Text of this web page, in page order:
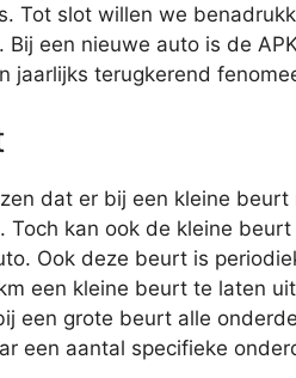
Tot slot willen we
Bij een nieuwe auto is de
jaarlijks terugkerend
dat er bij een kleine
Toch kan ook de kleine
Ook deze beurt is
een kleine beurt te laten
een grote beurt alle
een aantal specifieke